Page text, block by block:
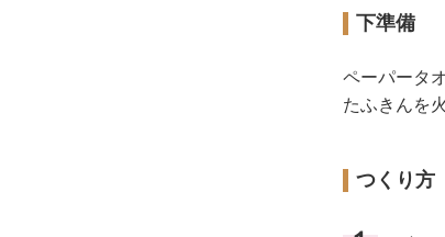
下準備
ペーパータ
たふきんを
つくり方